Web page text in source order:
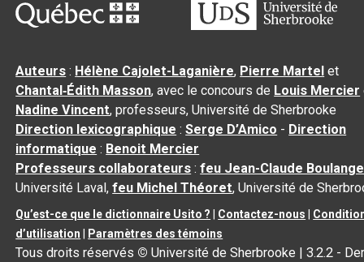
Auteurs : Hélène Cajolet-Laganière, Pierre Martel et
Chantal‑Édith Masson, avec le concours de Louis Mercier
Nadine Vincent, professeurs, Université de Sherbrooke
Direction lexicographique :Serge D’Amico - Direction
informatique : Benoit Mercier
Professeurs collaborateurs :feu Jean-Claude
Université Laval,feu Michel Théoret, Université de
Qu’est-ce que le dictionnaire Usito ? | Contactez-nous |
d’utilisation | Paramètres des témoins
Tous droits réservés © Université de Sherbrooke |3.2.2 -